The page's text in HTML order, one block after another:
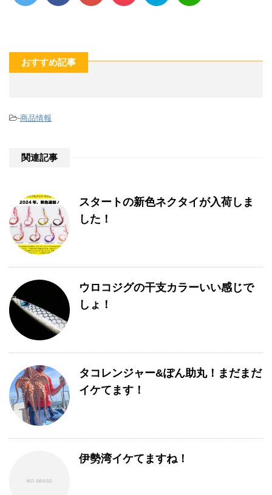
おすすめ記事
-商品情報
関連記事
スタートの新色ネクタイが入荷しま
した！
ウロコジグの干支カラーいい感じで
しょ！
タコレンジャー&ぽん助丸！まだまだ
イケてます！
伊勢湾イケてますね！